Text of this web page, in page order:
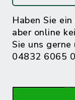
Haben Sie
aber online
Sie uns
04832 6065